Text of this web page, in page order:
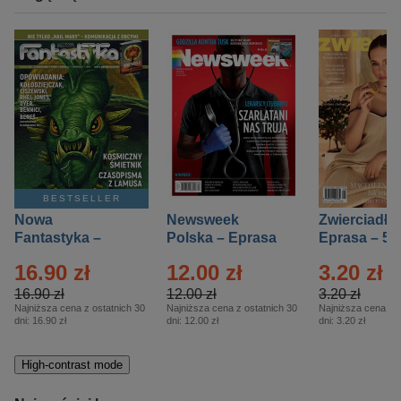
BESTSELLER
Nowa
Fantastyka –
16.90 zł
16.90 zł
Najniższa cena z ostatnich 30
dni: 16.90 zł
Newsweek
Polska – Eprasa
12.00 zł
12.00 zł
Najniższa cena z ostatnich 30
dni: 12.00 zł
Zwierciadło
Eprasa – 5/
3.20 zł
3.20 zł
Najniższa cena z
dni: 3.20 zł
High-contrast mode